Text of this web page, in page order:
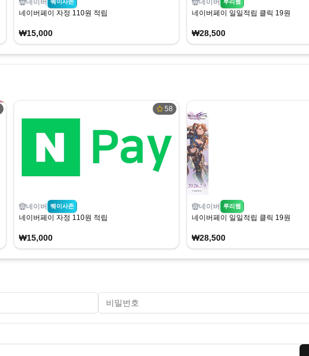
네이버 퀘이사존
네이버페이 자정 110원 적립
₩15,000
네이버 루리웹
네이버페이 일일적립 클릭 19원
₩28,500
58
네이버 퀘이사존
네이버페이 자정 110원 적립
₩15,000
네이버 루리웹
네이버페이 일일적립 클릭 19원
₩28,500